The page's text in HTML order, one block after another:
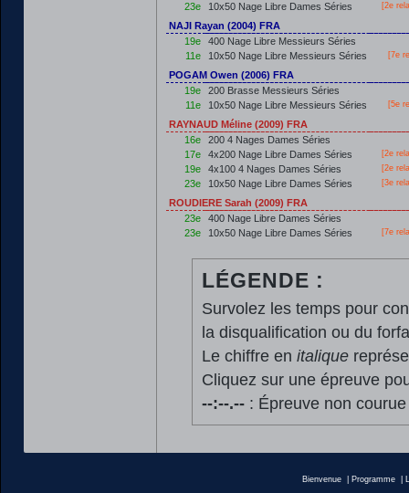
23e 10x50 Nage Libre Dames Séries [2e
NAJI Rayan (2004) FRA
19e
400 Nage Libre Messieurs Séries
11e
10x50 Nage Libre Messieurs Séries [7e
POGAM Owen (2006) FRA
19e
200 Brasse Messieurs Séries
11e
10x50 Nage Libre Messieurs Séries [5e
RAYNAUD Méline (2009) FRA
16e
200 4 Nages Dames Séries
17e
4x200 Nage Libre Dames Séries [2e
19e 4x100 4 Nages Dames Séries [2e
23e 10x50 Nage Libre Dames Séries [3e
ROUDIERE Sarah (2009) FRA
23e
400 Nage Libre Dames Séries
23e
10x50 Nage Libre Dames Séries [7e
LÉGENDE :
Survolez les temps pour
la disqualification ou du
Le chiffre en italique
Cliquez sur une épreuve
--:--.--: Épreuve non
Bienvenue Programme